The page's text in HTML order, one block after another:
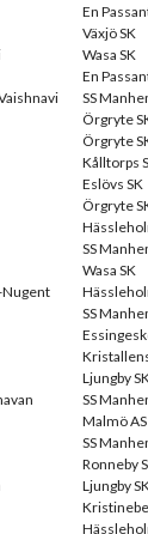
En
Växjö SK
Wasa SK
En
SS
Örgryte
Örgryte
Kålltorps
Eslövs SK
Örgryte
SS
Wasa SK
SS
Ljungby
SS
Malmö AS
SS
Ronneby
Ljungby